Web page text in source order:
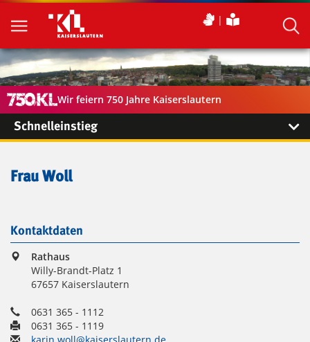
Wir feiern 750 Jahre Kaiserslautern
Schnelleinstieg
Frau Woll
Kontaktdaten
Rathaus
Willy-Brandt-Platz 1
67657 Kaiserslautern
0631 365 - 1112
0631 365 - 1119